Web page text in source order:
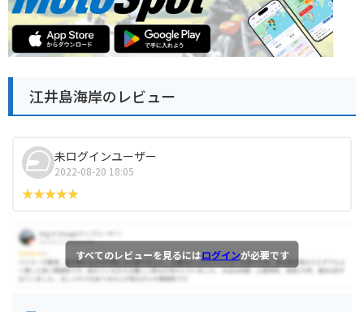
江井島海岸のレビュー
未ログインユーザー
2022-08-20 18:05
すべてのレビューを見るにはログインが必要です